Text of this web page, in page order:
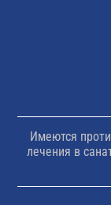
Имеются
лечения в